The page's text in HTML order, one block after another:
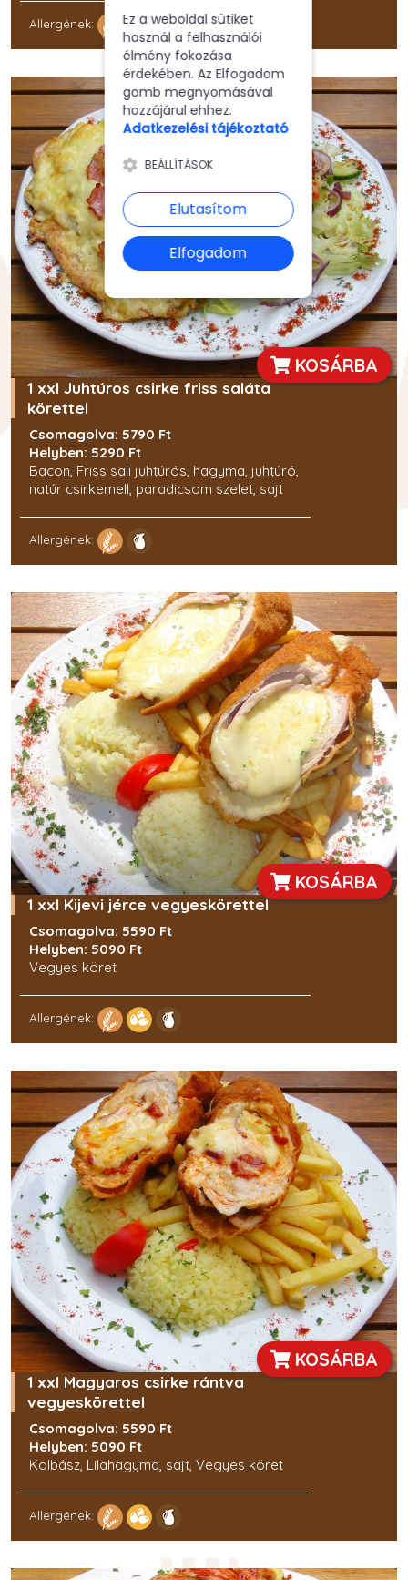
Allergének:
KOSÁRBA
1 xxl Juhtúros csirke friss saláta
körettel
Csomagolva: 5790 Ft
Helyben: 5290 Ft
Bacon, Friss sali juhtúrós, hagyma, juhtúró,
natúr csirkemell, paradicsom szelet, sajt
Allergének:
KOSÁRBA
1 xxl Kijevi jérce vegyeskörettel
Csomagolva: 5590 Ft
Helyben: 5090 Ft
Vegyes köret
Allergének:
KOSÁRBA
1 xxl Magyaros csirke rántva
vegyeskörettel
Csomagolva: 5590 Ft
Helyben: 5090 Ft
Kolbász, Lilahagyma, sajt, Vegyes köret
Allergének:
Ez a weboldal sütiket
használ a felhasználói
élmény fokozása
érdekében. Az Elfogadom
gomb megnyomásával
hozzájárul ehhez.
Adatkezelési tájékoztató
BEÁLLÍTÁSOK
Elutasítom
Elfogadom